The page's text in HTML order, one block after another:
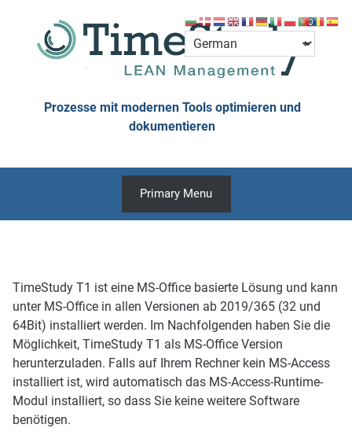
content
Prozesse mit modernen Tools optimieren und
dokumentieren
Primary Menu
TimeStudy T1 ist eine MS-Office basierte Lösung und kann
unter MS-Office in allen Versionen ab 2019/365 (32 und
64Bit) installiert werden. Im Nachfolgenden haben Sie die
Möglichkeit, TimeStudy T1 als MS-Office Version
herunterzuladen. Falls auf Ihrem Rechner kein MS-Access
installiert ist, wird automatisch das MS-Access-Runtime-
Modul installiert, so dass Sie keine weitere Software
benötigen.